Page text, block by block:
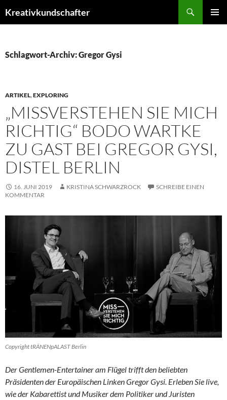
Inhalt
Kreativkundschafter
Schlagwort-Archiv: Gregor Gysi
ARTIKEL,EXPLORING
„MISSVERSTEHEN SIE MICH
RICHTIG“ BODO WARTKE
ZU GAST BEI GREGOR GYSI,
DISTEL BERLIN
16. JUNI 2019 KRISTINA SCHWARZROCK
SCHREIBE EINEN
KOMMENTAR
Copyright tRÄNENpALAST Berlin
Der Gentlemen-Entertainer am Flügel trifft den beliebten
Präsidenten der Europäischen Linken Gregor Gysi. Erleben Sie live,
wie der Kabarettist und Musiker dem Politiker und Juristen